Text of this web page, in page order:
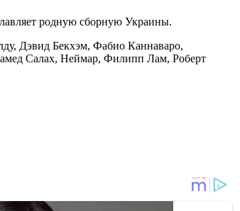
родную сборную Украины.
Дэвид Бекхэм, Фабио Каннаваро,
Салах, Неймар, Филипп Лам, Роберт